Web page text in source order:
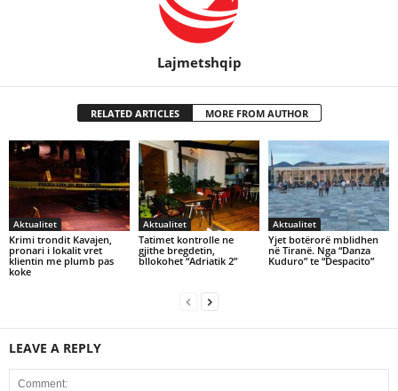
Lajmetshqip
RELATED ARTICLES MORE FROM AUTHOR
Aktualitet
Krimi trondit Kavajen,
pronari i lokalit vret
klientin me plumb pas
koke
Aktualitet
Tatimet kontrolle ne
gjithe bregdetin,
bllokohet “Adriatik 2”
Aktualitet
Yjet botërorë mblidhen
në Tiranë. Nga “Danza
Kuduro” te “Despacito”
LEAVE A REPLY